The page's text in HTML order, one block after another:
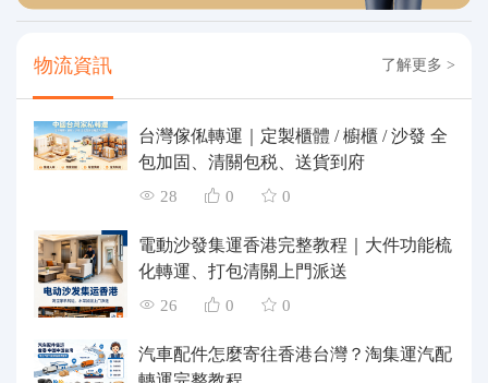
物流資訊 了解更多 >
台灣傢俬轉運｜定製櫃體 / 櫥櫃 / 沙發 全
包加固、清關包税、送貨到府
28 0 0
電動沙發集運香港完整教程｜大件功能梳
化轉運、打包清關上門派送
26 0 0
汽車配件怎麼寄往香港台灣？淘集運汽配